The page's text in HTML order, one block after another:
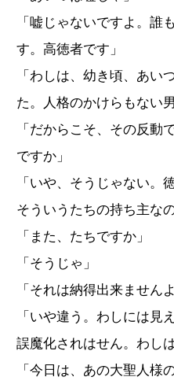
「嘘じゃないですよ。誰
す。高徳者です」
「わしは、幼き頃、あい
た。人格のかけらもない男
「だからこそ、その反動
ですか」
「いや、そうじゃない。
そういうたちの持ち主な
「また、たちですか」
「そうじゃ」
「それは納得出来ません
「いや違う。わしには見
誤魔化されはせん。わし
「今日は、あの大聖人様